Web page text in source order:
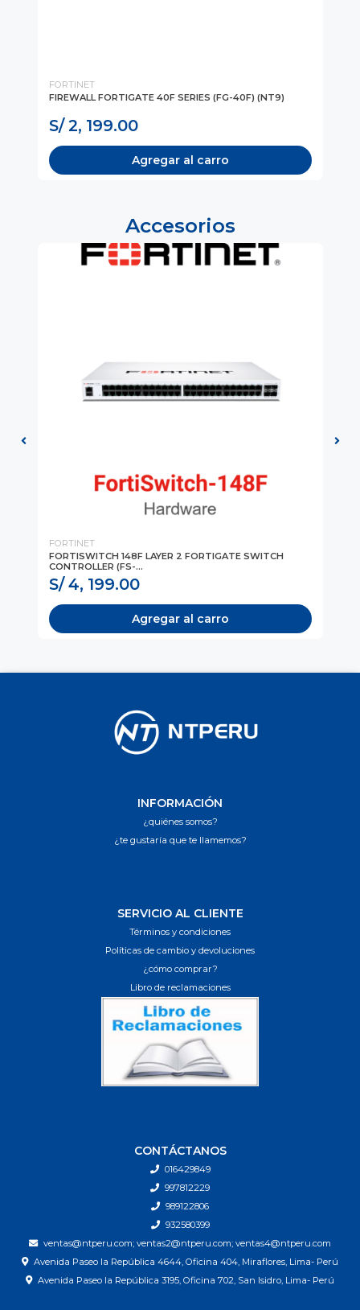
FORTINET
FIREWALL FORTIGATE 40F SERIES (FG-40F) (NT9)
S/ 2, 199.00
Agregar al carro
Accesorios
FORTINET
FORTISWITCH 148F LAYER 2 FORTIGATE SWITCH
CONTROLLER (FS-...
S/ 4, 199.00
Agregar al carro
INFORMACIÓN
¿quiénes somos?
¿te gustaría que te llamemos?
SERVICIO AL CLIENTE
Términos y condiciones
Políticas de cambio y devoluciones
¿cómo comprar?
Libro de reclamaciones
CONTÁCTANOS
016429849
997812229
989122806
932580399
ventas@ntperu.com; ventas2@ntperu.com; ventas4@ntperu.com
Avenida Paseo la República 4644, Oficina 404, Miraflores, Lima- Perú
Avenida Paseo la República 3195, Oficina 702, San Isidro, Lima- Perú